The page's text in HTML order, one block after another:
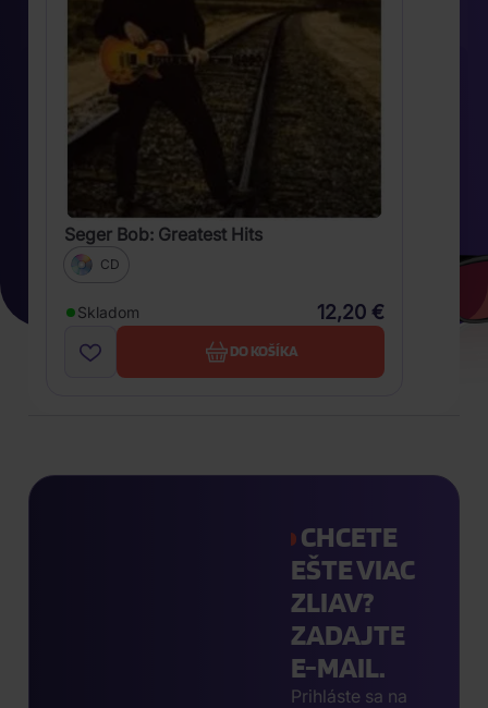
Seger Bob: Greatest Hits
CD
Skladom 12,20 €
DO KOŠÍKA
CHCETE
EŠTE VIAC
ZLIAV?
ZADAJTE
E-MAIL.
Prihláste sa na